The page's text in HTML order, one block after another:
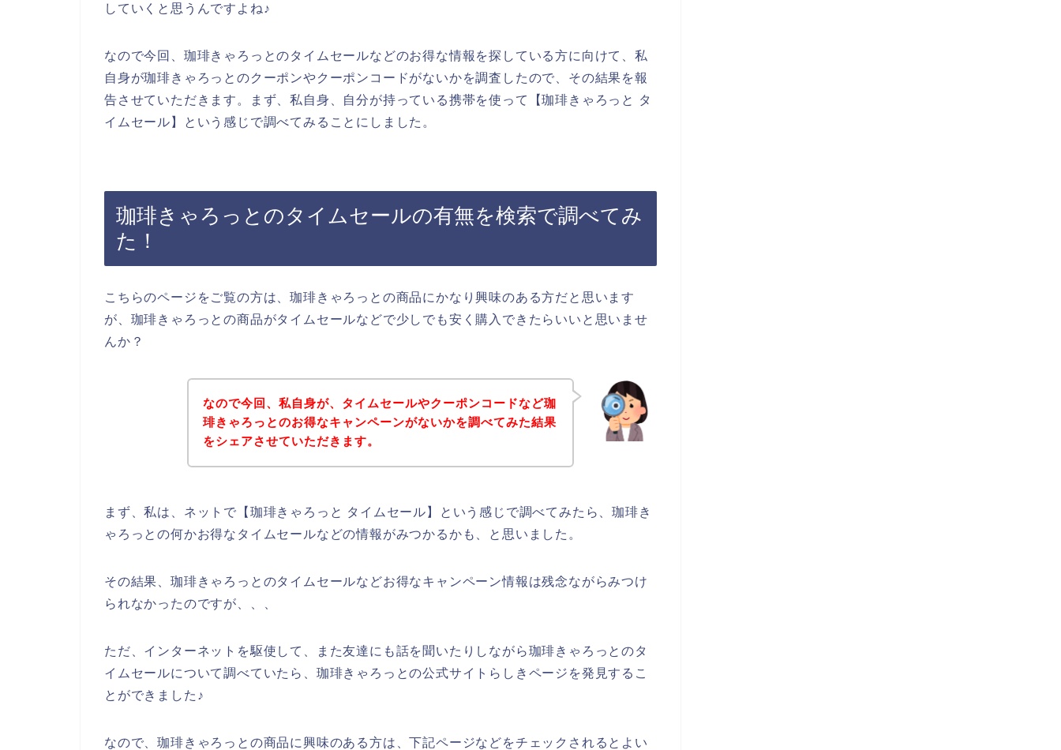
していくと思うんですよね♪
なので今回、珈琲きゃろっとのタイムセールなどのお得な情報を探している方に向けて、私
自身が珈琲きゃろっとのクーポンやクーポンコードがないかを調査したので、その結果を報
告させていただきます。まず、私自身、自分が持っている携帯を使って【珈琲きゃろっと タ
イムセール】という感じで調べてみることにしました。
珈琲きゃろっとのタイムセールの有無を検索で調べてみ
た！
こちらのページをご覧の方は、珈琲きゃろっとの商品にかなり興味のある方だと思います
が、珈琲きゃろっとの商品がタイムセールなどで少しでも安く購入できたらいいと思いませ
んか？
なので今回、私自身が、タイムセールやクーポンコードなど珈
琲きゃろっとのお得なキャンペーンがないかを調べてみた結果
をシェアさせていただきます。
まず、私は、ネットで【珈琲きゃろっと タイムセール】という感じで調べてみたら、珈琲き
ゃろっとの何かお得なタイムセールなどの情報がみつかるかも、と思いました。
その結果、珈琲きゃろっとのタイムセールなどお得なキャンペーン情報は残念ながらみつけ
られなかったのですが、、、
ただ、インターネットを駆使して、また友達にも話を聞いたりしながら珈琲きゃろっとのタ
イムセールについて調べていたら、珈琲きゃろっとの公式サイトらしきページを発見するこ
とができました♪
なので、珈琲きゃろっとの商品に興味のある方は、下記ページなどをチェックされるとよい